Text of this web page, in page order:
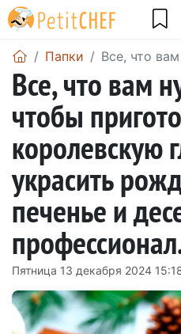
Папки Все, что
Все, что вам
чтобы
королевскую
украсить
печенье и
Пятница 13 декабря 2024